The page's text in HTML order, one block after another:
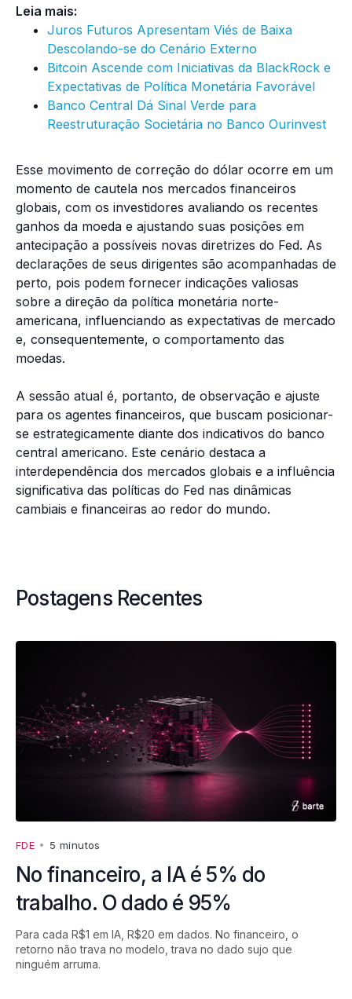
Leia mais:
Juros Futuros Apresentam Viés de Baixa
Descolando-se do Cenário Externo
Bitcoin Ascende com Iniciativas da BlackRock e
Expectativas de Política Monetária Favorável
Banco Central Dá Sinal Verde para
Reestruturação Societária no Banco Ourinvest
Esse movimento de correção do dólar ocorre em um
momento de cautela nos mercados financeiros
globais, com os investidores avaliando os recentes
ganhos da moeda e ajustando suas posições em
antecipação a possíveis novas diretrizes do Fed. As
declarações de seus dirigentes são acompanhadas de
perto, pois podem fornecer indicações valiosas
sobre a direção da política monetária norte-
americana, influenciando as expectativas de mercado
e, consequentemente, o comportamento das
moedas.
A sessão atual é, portanto, de observação e ajuste
para os agentes financeiros, que buscam posicionar-
se estrategicamente diante dos indicativos do banco
central americano. Este cenário destaca a
interdependência dos mercados globais e a influência
significativa das políticas do Fed nas dinâmicas
cambiais e financeiras ao redor do mundo.
Postagens Recentes
FDE • 5 minutos
No financeiro, a IA é 5% do
trabalho. O dado é 95%
Para cada R$1 em IA, R$20 em dados. No financeiro, o
retorno não trava no modelo, trava no dado sujo que
ninguém arruma.